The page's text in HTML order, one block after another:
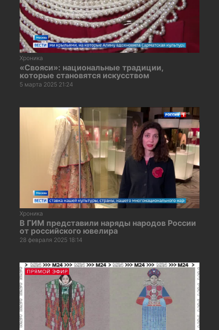
Хроника
«Свояси»: национальные традиции,
которые становятся искусством
5 марта 2025 21:24
Хроника
В ГИМ представили наряды народов России
от российского ювелира
28 февраля 2025 18:14